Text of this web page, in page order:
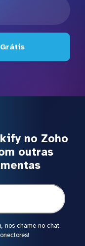
no Zoho
outras
nos chame no chat.